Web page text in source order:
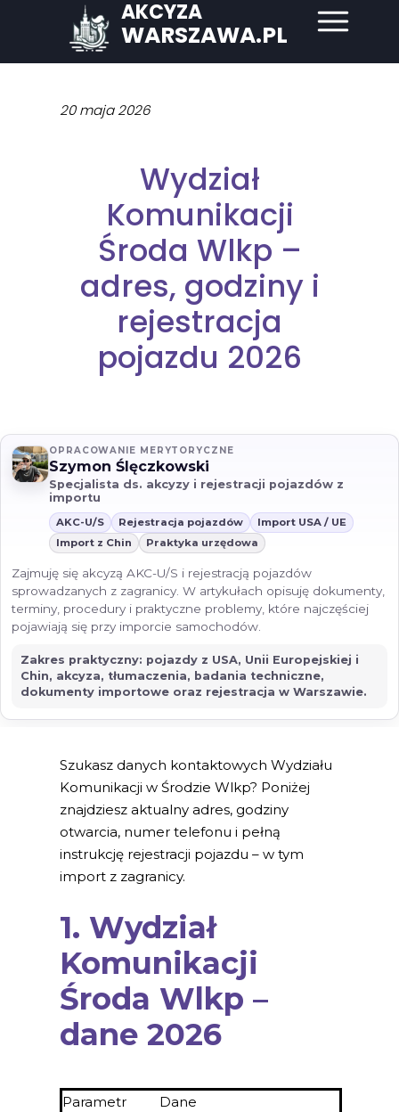
AKCYZA
WARSZAWA.PL
20 maja 2026
Wydział
Komunikacji
Środa Wlkp –
adres, godziny i
rejestracja
pojazdu 2026
Szukasz danych kontaktowych Wydziału
Komunikacji w Środzie Wlkp? Poniżej
znajdziesz aktualny adres, godziny
otwarcia, numer telefonu i pełną
instrukcję rejestracji pojazdu – w tym
import z zagranicy.
1. Wydział
Komunikacji
Środa Wlkp –
dane 2026
Parametr Dane
OPRACOWANIE MERYTORYCZNE
Szymon Ślęczkowski
Specjalista ds. akcyzy i rejestracji pojazdów z
importu
AKC-U/S Rejestracja pojazdów
Import USA / UE
Import z Chin
Praktyka urzędowa
Zajmuję się akcyzą AKC-U/S i rejestracją pojazdów
sprowadzanych z zagranicy. W artykułach opisuję dokumenty,
terminy, procedury i praktyczne problemy, które najczęściej
pojawiają się przy imporcie samochodów.
Zakres praktyczny: pojazdy z USA, Unii Europejskiej i
Chin, akcyza, tłumaczenia, badania techniczne,
dokumenty importowe oraz rejestracja w Warszawie.